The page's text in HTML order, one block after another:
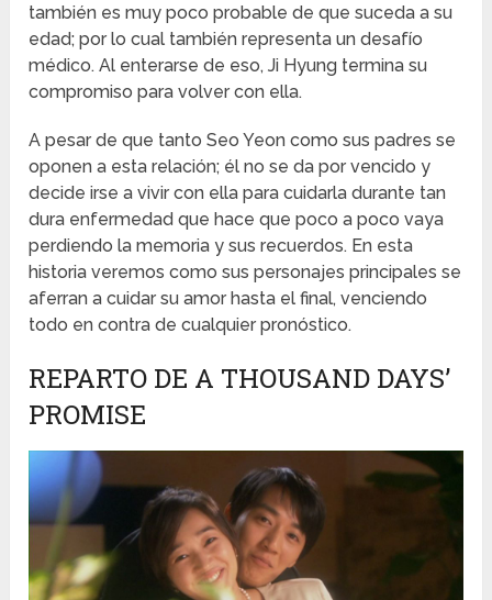
también es muy poco probable de que suceda a su
edad; por lo cual también representa un desafío
médico. Al enterarse de eso, Ji Hyung termina su
compromiso para volver con ella.
A pesar de que tanto Seo Yeon como sus padres se
oponen a esta relación; él no se da por vencido y
decide irse a vivir con ella para cuidarla durante tan
dura enfermedad que hace que poco a poco vaya
perdiendo la memoria y sus recuerdos. En esta
historia veremos como sus personajes principales se
aferran a cuidar su amor hasta el final, venciendo
todo en contra de cualquier pronóstico.
REPARTO DE A THOUSAND DAYS’
PROMISE